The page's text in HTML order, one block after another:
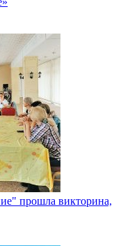
прошла викторина,